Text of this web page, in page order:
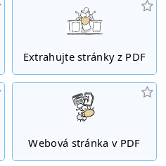
Extrahujte stránky z PDF
Webová stránka v PDF